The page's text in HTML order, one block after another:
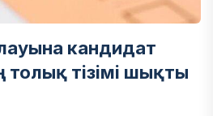
кандидат
тізімі шықты